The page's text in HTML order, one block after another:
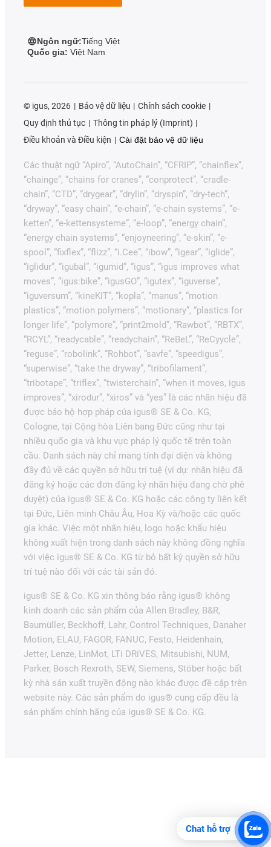
Ngôn ngữ:Tiếng Việt
Quốc gia: Việt Nam
© igus, 2026 Bảo vệ dữ liệu
Chính sách cookie
Quy định thủ tục
Thông tin pháp lý (Imprint)
Điều khoản và Điều kiện
Cài đặt bảo vệ dữ liệu
Các thuật ngữ “Apiro”, “AutoChain”, “CFRIP”, “chainflex”,
“chainge”, “chains for cranes”, “conprotect”, “cradle-
chain”, “CTD”, “drygear”, “drylin”, “dryspin”, “dry-tech”,
“dryway”, “easy chain”, “e-chain”, “e-chain systems”, “e-
ketten”, “e-kettensysteme”, “e-loop”, “energy chain”,
“energy chain systems”, “enjoyneering”, “e-skin”, “e-
spool”, “fixflex”, “flizz”, “i.Cee”, “ibow”, “igear”, “iglide”,
“iglidur”, “igubal”, “igumid”, “igus”, “igus improves what
moves”, “igus:bike”, “igusGO”, “igutex”, “iguverse”,
“iguversum”, “kineKIT”, “kopla”, “manus”, “motion
plastics”, “motion polymers”, “motionary”, “plastics for
longer life”, “polymore”, “print2mold”, “Rawbot”, “RBTX”,
“RCYL”, “readycable”, “readychain”, “ReBeL”, “ReCyycle”,
“reguse”, “robolink”, “Rohbot”, “savfe”, “speedigus”,
“superwise”, “take the dryway”, “tribofilament”,
“tribotape”, “triflex”, “twisterchain”, “when it moves, igus
improves”, “xirodur”, “xiros” và “yes” là các nhãn hiệu đã
được bảo hộ hợp pháp của igus® SE & Co. KG,
Cologne, tại Cộng hòa Liên bang Đức cũng như tại
nhiều quốc gia và khu vực pháp lý quốc tế trên toàn
cầu. Danh sách này chỉ mang tính đại diện và không
đầy đủ về các quyền sở hữu trí tuệ (ví dụ: nhãn hiệu đã
đăng ký hoặc các đơn đăng ký nhãn hiệu đang chờ phê
duyệt) của igus® SE & Co. KG hoặc các công ty liên kết
tại Đức, Liên minh Châu Âu, Hoa Kỳ và/hoặc các quốc
gia khác. Việc một nhãn hiệu, logo hoặc khẩu hiệu
không xuất hiện trong danh sách này không đồng nghĩa
với việc igus® SE & Co. KG từ bỏ bất kỳ quyền sở hữu
trí tuệ nào đối với các tài sản đó.
igus® SE & Co. KG xin thông báo rằng igus® không
kinh doanh các sản phẩm của Allen Bradley, B&R,
Baumüller, Beckhoff, Lahr, Control Techniques, Danaher
Motion, ELAU, FAGOR, FANUC, Festo, Heidenhain,
Jetter, Lenze, LinMot, LTi DRiVES, Mitsubishi, NUM,
Parker, Bosch Rexroth, SEW, Siemens, Stöber hoặc bất
kỳ nhà sản xuất truyền động nào khác được đề cập trên
website này. Các sản phẩm do igus® cung cấp đều là
sản phẩm chính hãng của igus® SE & Co. KG.
Chat hỗ trợ